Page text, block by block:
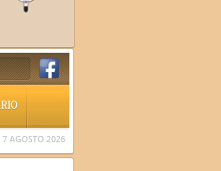
7 AGOSTO 2026